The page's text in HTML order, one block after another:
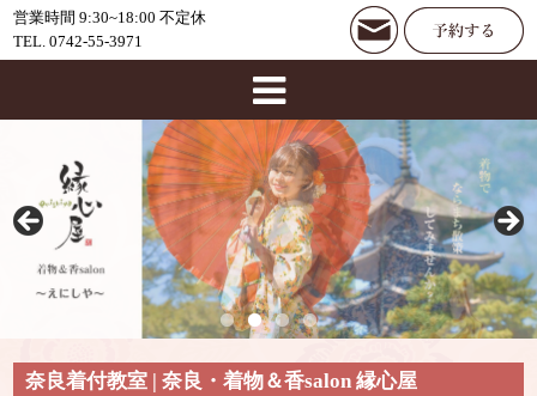
営業時間 9:30~18:00 不定休
TEL. 0742-55-3971
奈良着付教室 | 奈良・着物＆香salon 縁心屋